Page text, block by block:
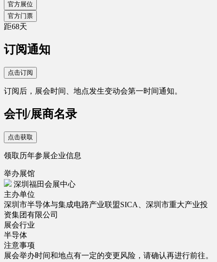
官方展位
官方门票
距68天
订阅通知
点击订阅
订阅后，展会时间、地点发生变动会第一时间通知。
会刊/展商名录
点击获取
领取历年参展企业信息
举办展馆
深圳福田会展中心
主办单位
深圳市半导体与集成电路产业联盟SICA、深圳市重大产业投
资集团有限公司
展会行业
半导体
注意事项
展会举办时间和地点有一定的变更风险，请确认再进行前往。